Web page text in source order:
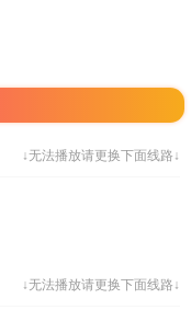
↓无法播放请更换下面线路↓
↓无法播放请更换下面线路↓